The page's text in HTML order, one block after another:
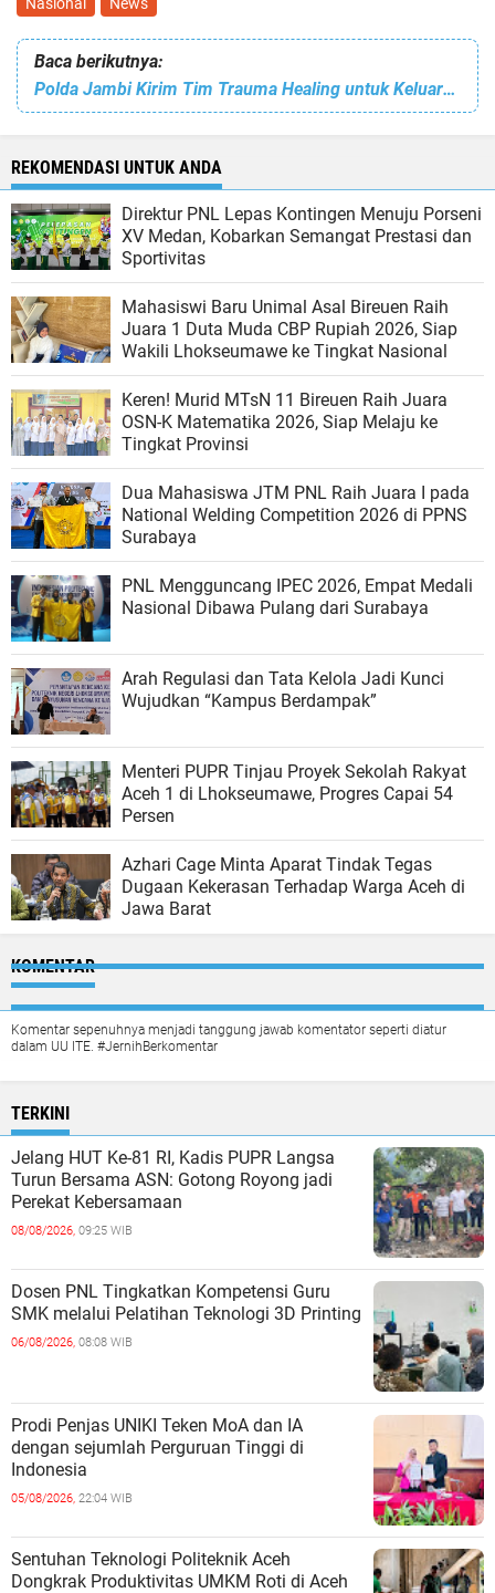
Nasional News
Baca berikutnya:
Polda Jambi Kirim Tim Trauma Healing untuk Keluarga Brigadir J
REKOMENDASI UNTUK ANDA
Direktur PNL Lepas Kontingen Menuju Porseni
XV Medan, Kobarkan Semangat Prestasi dan
Sportivitas
Mahasiswi Baru Unimal Asal Bireuen Raih
Juara 1 Duta Muda CBP Rupiah 2026, Siap
Wakili Lhokseumawe ke Tingkat Nasional
Keren! Murid MTsN 11 Bireuen Raih Juara
OSN-K Matematika 2026, Siap Melaju ke
Tingkat Provinsi
Dua Mahasiswa JTM PNL Raih Juara I pada
National Welding Competition 2026 di PPNS
Surabaya
PNL Mengguncang IPEC 2026, Empat Medali
Nasional Dibawa Pulang dari Surabaya
Arah Regulasi dan Tata Kelola Jadi Kunci
Wujudkan “Kampus Berdampak”
Menteri PUPR Tinjau Proyek Sekolah Rakyat
Aceh 1 di Lhokseumawe, Progres Capai 54
Persen
Azhari Cage Minta Aparat Tindak Tegas
Dugaan Kekerasan Terhadap Warga Aceh di
Jawa Barat
KOMENTAR
Komentar sepenuhnya menjadi tanggung jawab komentator seperti diatur
dalam UU ITE. #JernihBerkomentar
TERKINI
Jelang HUT Ke-81 RI, Kadis PUPR Langsa
Turun Bersama ASN: Gotong Royong jadi
Perekat Kebersamaan
08/08/2026, 09:25 WIB
Dosen PNL Tingkatkan Kompetensi Guru
SMK melalui Pelatihan Teknologi 3D Printing
06/08/2026, 08:08 WIB
Prodi Penjas UNIKI Teken MoA dan IA
dengan sejumlah Perguruan Tinggi di
Indonesia
05/08/2026, 22:04 WIB
Sentuhan Teknologi Politeknik Aceh
Dongkrak Produktivitas UMKM Roti di Aceh